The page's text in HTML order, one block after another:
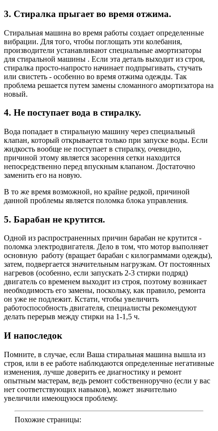
3. Стиралка прыгает во время отжима.
Стиральная машина во время работы создает определенные
вибрации. Для того, чтобы поглощать эти колебания,
производители устанавливают специальные амортизаторы
для стиральной машины . Если эта деталь выходит из строя,
стиралка просто-напросто начинает подпрыгивать, стучать
или свистеть - особенно во время отжима одежды. Так
проблема решается путем замены сломанного амортизатора на
новый.
4. Не поступает вода в стиралку.
Вода попадает в стиральную машину через специальный
клапан, который открывается только при запуске воды. Если
жидкость вообще не поступает в стиралку, очевидно,
причиной этому является засорення сетки находится
непосредственно перед впускным клапаном. Достаточно
заменить его на новую.
В то же время возможной, но крайне редкой, причиной
данной проблемы является поломка блока управления.
5. Барабан не крутится.
Одной из распространенных причин барабан не крутится -
поломка электродвигателя. Дело в том, что мотор выполняет
основную работу (вращает барабан с килограммами одежды),
затем, подвергается значительным нагрузкам. От постоянных
нагревов (особенно, если запускать 2-3 стирки подряд)
двигатель со временем выходит из строя, поэтому возникает
необходимость его замены, поскольку, как правило, ремонта
он уже не подлежит. Кстати, чтобы увеличить
работоспособность двигателя, специалисты рекомендуют
делать перерыв между стирки на 1-1,5 ч.
И напоследок
Помните, в случае, если Ваша стиральная машина вышла из
строя, или в ее работе наблюдаются определенные негативные
изменения, лучше доверить ее диагностику и ремонт
опытным мастерам, ведь ремонт собственноручно (если у вас
нет соответствующих навыков), может значительно
увеличили имеющуюся проблему.
Похожие страницы: